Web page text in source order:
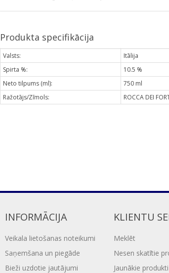
Produkta specifikācija
Valsts:
Itālija
Spirta %:
10.5 %
Neto tilpums (ml):
750 ml
Ražotājs/Zīmols:
ROCCA DEI
INFORMĀCIJA
Veikala lietošanas noteikumi
Saņemšana un piegāde
Bieži uzdotie jautājumi
KLIENTU
Meklēt
Nesen skatītie
Jaunākie produkti